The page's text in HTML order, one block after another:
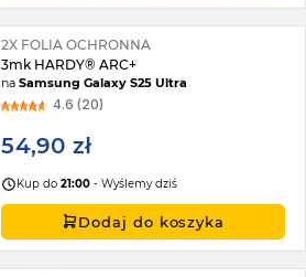
2X FOLIA OCHRONNA
3mk HARDY® ARC+
naSamsung Galaxy S25 Ultra
4.6 (20)
54,90 zł
Kup do21:00 - Wyślemy dziś
Dodaj do koszyka